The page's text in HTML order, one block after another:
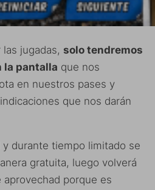
jugadas, solo tendremos
la pantalla que nos
en nuestros pases y
que nos darán
y durante tiempo limitado se
gratuita, luego volverá
aprovechad porque es